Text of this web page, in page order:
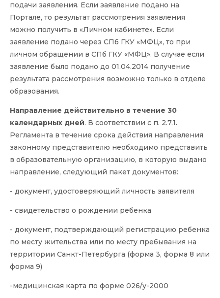
подачи заявления. Если заявление подано на
Портале, то результат рассмотрения заявления
можно получить в «Личном кабинете». Если
заявление подано через СПб ГКУ «МФЦ», то при
личном обращении в СПб ГКУ «МФЦ». В случае если
заявление было подано до 01.04.2014 получение
результата рассмотрения возможно только в отделе
образования.
Направление действительно в течение 30
календарных дней. В соответствии с п. 2.7.1.
Регламента в течение срока действия направления
законному представителю необходимо представить
в образовательную организацию, в которую выдано
направление, следующий пакет документов:
- документ, удостоверяющий личность заявителя
- свидетельство о рождении ребенка
- документ, подтверждающий регистрацию ребенка
по месту жительства или по месту пребывания на
территории Санкт-Петербурга (форма 3, форма 8 или
форма 9)
-медицинская карта по форме 026/у-2000